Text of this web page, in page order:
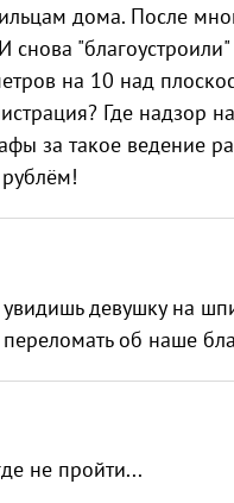
дома. После
на 10 над
Где надзор
за такое ведение
девушку на
об наше
не пройти...